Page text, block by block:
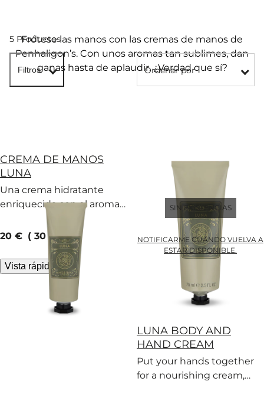
Frótese las manos con las cremas de manos de
Penhaligon’s. Con unos aromas tan sublimes, dan
ganas hasta de aplaudir. ¿Verdad que sí?
5 Productos
Filtros Ordenar por
CREMA DE MANOS
LUNA
Una crema hidratante
enriquecida con el aroma
de Luna y suavizada con
rosas… para frotarse las
current price
20 € 30 ml
Vista rápida
SIN EXISTENCIAS
NOTIFICARME CUANDO VUELVA A
ESTAR DISPONIBLE.
LUNA BODY AND
HAND CREAM
Put your hands together
for a nourishing cream,